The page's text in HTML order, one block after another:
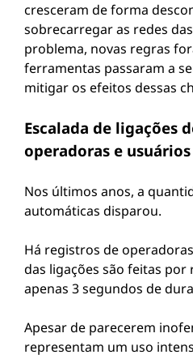
cresceram de forma
sobrecarregar as redes
problema, novas regras
ferramentas passaram a
mitigar os efeitos dessas
Escalada de ligações
operadoras e usuários
Nos últimos anos, a
automáticas disparou.
Há registros de
das ligações são feitas
apenas 3 segundos de
Apesar de parecerem
representam um uso